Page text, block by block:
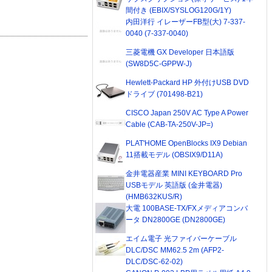
間付き (EBIX/SYSLOG120G/1Y)
内田洋行 イレーザーFB型(大) 7-337-
0040 (7-337-0040)
三菱電機 GX Developer 日本語版
(SW8D5C-GPPW-J)
Hewlett-Packard HP 外付けUSB DVD
ドライブ (701498-B21)
CISCO Japan 250V AC Type A Power
Cable (CAB-TA-250V-JP=)
PLAT'HOME OpenBlocks IX9 Debian
11搭載モデル (OBSIX9/D11A)
金井電器産業 MINI KEYBOARD Pro
USBモデル 英語版 (金井電器)
(HMB632KUS/R)
大電 100BASE-TX/FXメディアコンバ
ータ DN2800GE (DN2800GE)
エイム電子 光ファイバーケーブル
DLC/DSC MM62.5 2m (AFP2-
DLC/DSC-62-02)